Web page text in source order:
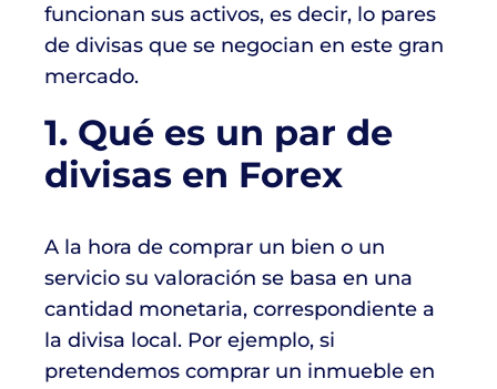
funcionan sus activos, es decir, lo pares
de divisas que se negocian en este gran
mercado.
1. Qué es un par de
divisas en Forex
A la hora de comprar un bien o un
servicio su valoración se basa en una
cantidad monetaria, correspondiente a
la divisa local. Por ejemplo, si
pretendemos comprar un inmueble en